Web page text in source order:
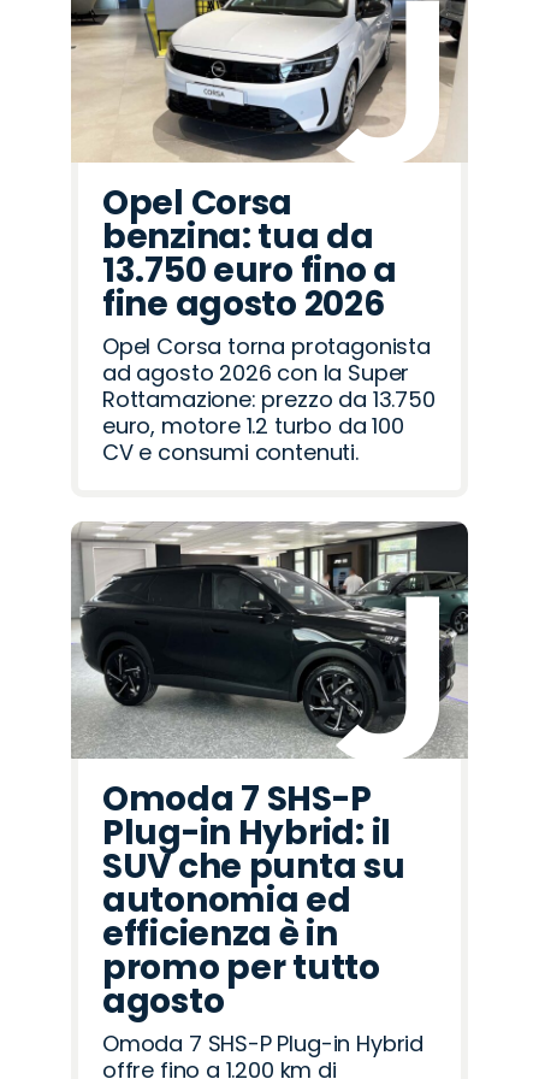
Romeo
Rover
Opel Corsa
benzina: tua da
13.750 euro fino a
fine agosto 2026
Opel Corsa torna protagonista
ad agosto 2026 con la Super
Rottamazione: prezzo da 13.750
euro, motore 1.2 turbo da 100
CV e consumi contenuti.
Omoda 7 SHS-P
Plug-in Hybrid: il
SUV che punta su
autonomia ed
efficienza è in
promo per tutto
agosto
Omoda 7 SHS-P Plug-in Hybrid
offre fino a 1.200 km di